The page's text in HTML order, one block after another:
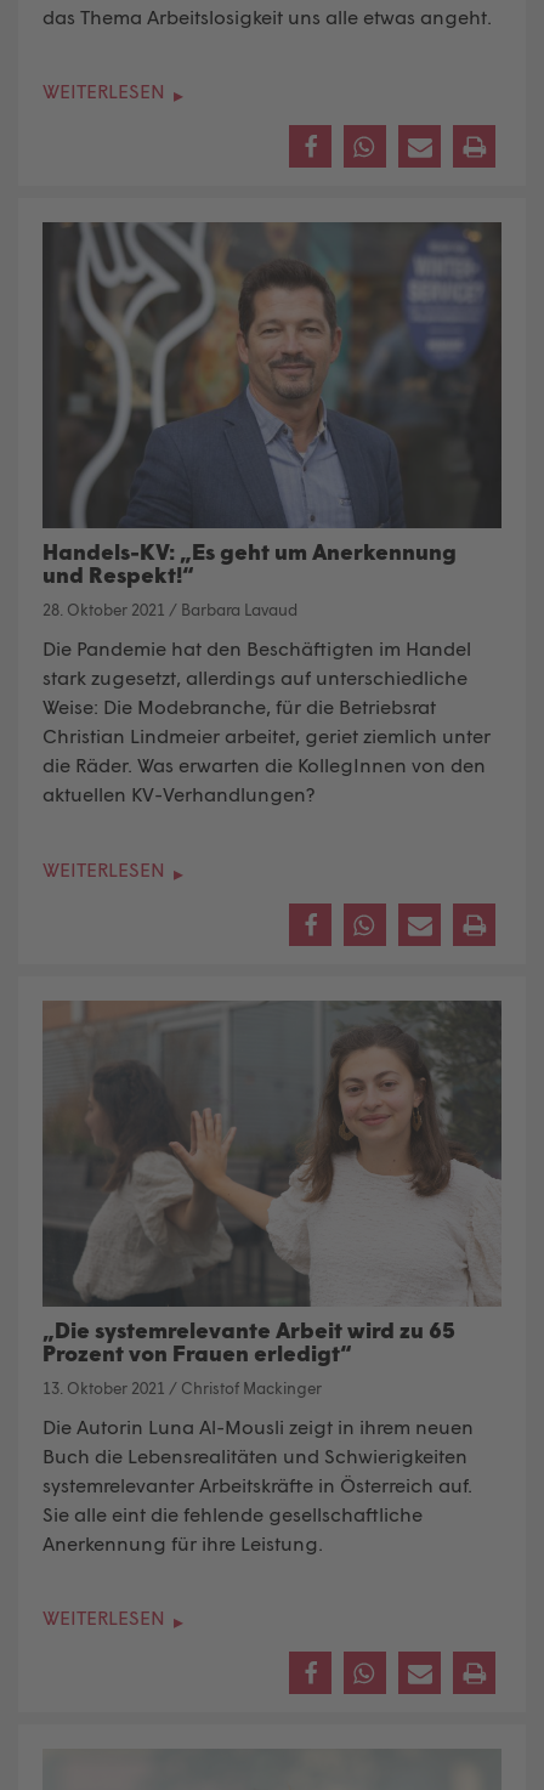
das Thema Arbeitslosigkeit uns alle etwas angeht.
WEITERLESEN
Handels-KV: „Es geht um Anerkennung
und Respekt!“
28. Oktober 2021 / Barbara Lavaud
Die Pandemie hat den Beschäftigten im Handel
stark zugesetzt, allerdings auf unterschiedliche
Weise: Die Modebranche, für die Betriebsrat
Christian Lindmeier arbeitet, geriet ziemlich unter
die Räder. Was erwarten die KollegInnen von den
aktuellen KV-Verhandlungen?
WEITERLESEN
„Die systemrelevante Arbeit wird zu 65
Prozent von Frauen erledigt“
13. Oktober 2021 / Christof Mackinger
Die Autorin Luna Al-Mousli zeigt in ihrem neuen
Buch die Lebensrealitäten und Schwierigkeiten
systemrelevanter Arbeitskräfte in Österreich auf.
Sie alle eint die fehlende gesellschaftliche
Anerkennung für ihre Leistung
WEITERLESEN